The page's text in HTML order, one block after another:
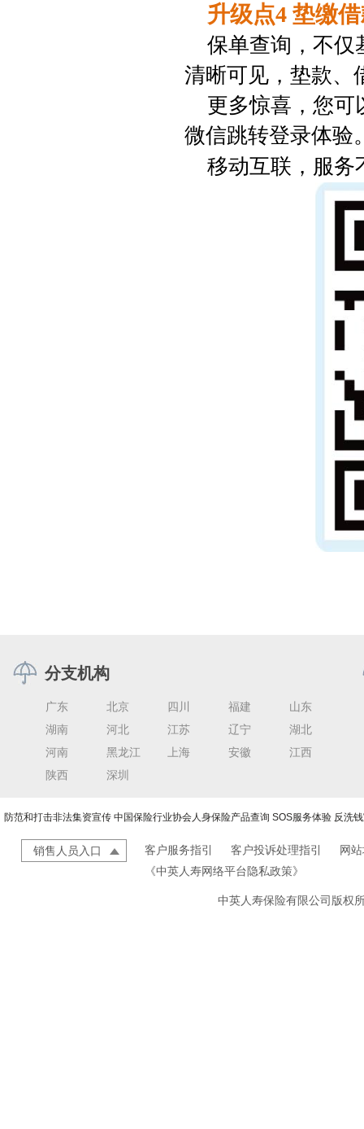
升级点4 垫缴
保单查询，不仅
清晰可见，垫款、
更多惊喜，您可
微信跳转登录体验
移动互联，服务
分支机构
广东 北京 四川 福建
山东
湖南
河北 江苏 辽宁
湖北
河南
黑龙江 上海 安徽
江西
陕西
深圳
防范和打击非法集资宣传 中国保险行业协会人身保险产品查询 SOS服务体验 反洗
销售人员入口 客户服务指引 客户投诉处理指引
网
《中英人寿网络平台隐私政策》
中英人寿保险有限公司版权